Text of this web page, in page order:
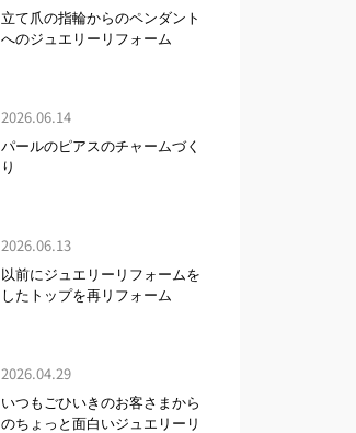
立て爪の指輪からのペンダント
へのジュエリーリフォーム
2026.06.14
パールのピアスのチャームづく
り
2026.06.13
以前にジュエリーリフォームを
したトップを再リフォーム
2026.04.29
いつもごひいきのお客さまから
のちょっと面白いジュエリーリ